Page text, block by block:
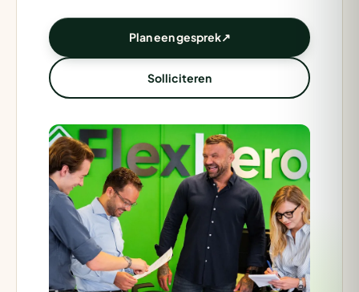
Plan een gesprek↗
Solliciteren